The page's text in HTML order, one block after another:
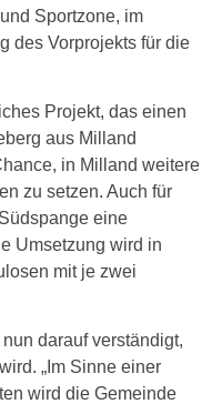
Sportzone, im
des Vorprojekts für die
Projekt, das einen
aus Milland
in Milland weitere
zu setzen. Auch für
eine
Umsetzung wird in
mit je zwei
darauf verständigt,
„Im Sinne einer
wird die Gemeinde